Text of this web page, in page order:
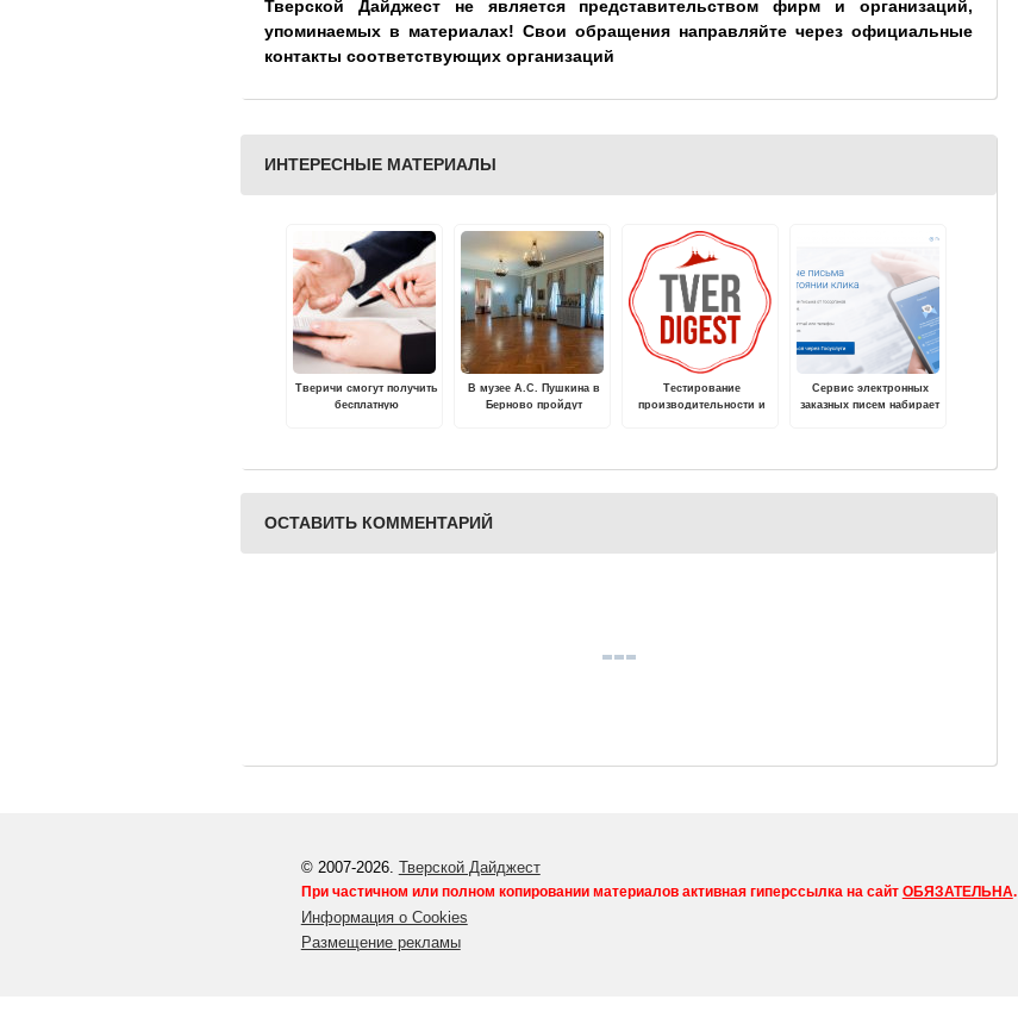
Тверской Дайджест не является представительством фирм и организаций,
упоминаемых в материалах! Свои обращения направляйте через официальные
контакты соответствующих организаций
ИНТЕРЕСНЫЕ МАТЕРИАЛЫ
Тверичи смогут получить
бесплатную
В музее А.С. Пушкина в
Берново пройдут
Тестирование
производительности и
Сервис электронных
заказных писем набирает
ОСТАВИТЬ КОММЕНТАРИЙ
© 2007-2026. Тверской Дайджест
При частичном или полном копировании материалов активная гиперссылка на сайт ОБЯЗАТЕЛЬНА.
Информация о Cookies
Размещение рекламы